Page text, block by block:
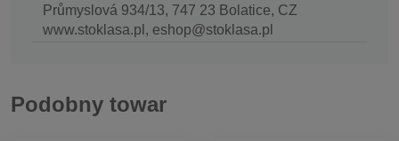
Průmyslová 934/13, 747 23 Bolatice, CZ
www.stoklasa.pl, eshop@stoklasa.pl
Podobny towar